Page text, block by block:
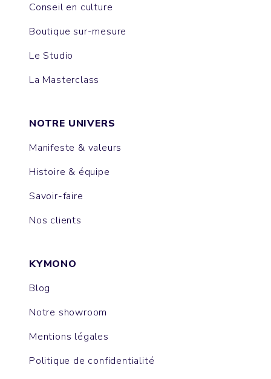
Conseil en culture
Boutique sur-mesure
Le Studio
La Masterclass
NOTRE UNIVERS
Manifeste & valeurs
Histoire & équipe
Savoir-faire
Nos clients
KYMONO
Blog
Notre showroom
Mentions légales
Politique de confidentialité